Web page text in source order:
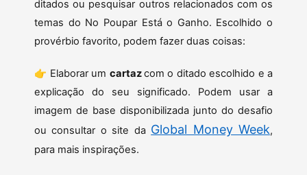
ditados ou pesquisar outros relacionados com os
temas do No Poupar Está o Ganho. Escolhido o
provérbio favorito, podem fazer duas coisas:
👉 Elaborar um cartazcom o ditado escolhido e a
explicação do seu significado. Podem usar a
imagem de base disponibilizada junto do desafio
ou consultar o site da Global Money Week,
para mais inspirações.